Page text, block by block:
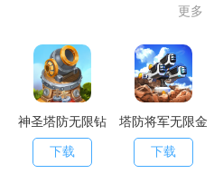
更多
神圣塔防无限钻
石版
下载
塔防将军无限金
币版
下载